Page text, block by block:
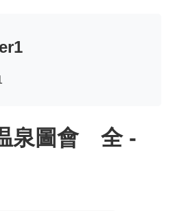
泉圖會 全 -